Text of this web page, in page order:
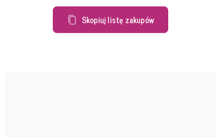
Skopiuj listę zakupów